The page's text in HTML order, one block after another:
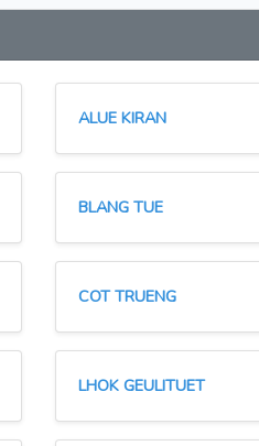
ALUE KIRAN
BLANG TUE
COT TRUENG
LHOK GEULITUET